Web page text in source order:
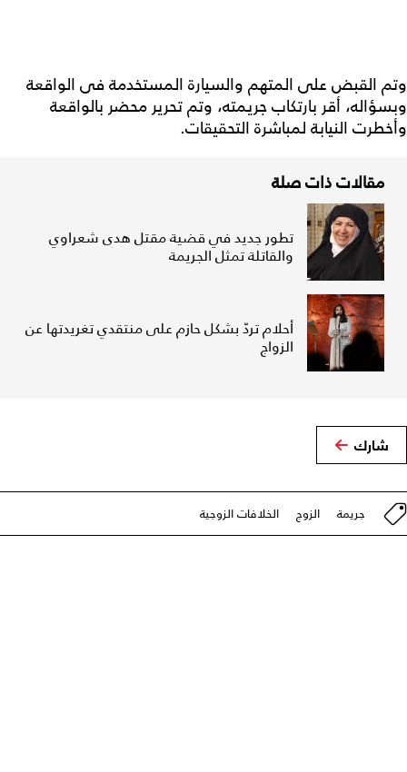
وتم القبض على المتهم والسيارة المستخدمة فى الواقعة
وبسؤاله، أقر بارتكاب جريمته، وتم تحرير محضر بالواقعة
وأخطرت النيابة لمباشرة التحقيقات.
مقالات ذات صلة
تطور جديد في قضية مقتل هدى شعراوي
والقاتلة تمثل الجريمة
أحلام تردّ بشكل حازم على منتقدي تغريدتها عن
الزواج
شارك
جريمة الزوج الخلافات الزوجية